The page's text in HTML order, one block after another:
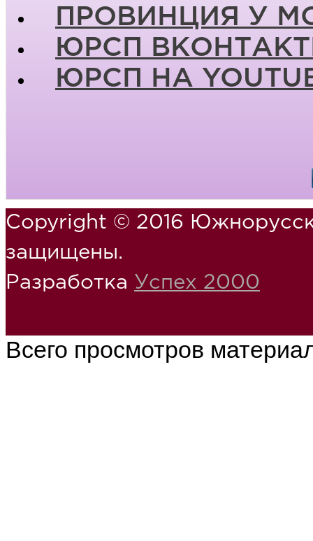
ПРОВИНЦИЯ У
ЮРСП
ЮРСП НА
Copyright © 2016
защищены.
Разработка Успех 2000
Всего просмотров